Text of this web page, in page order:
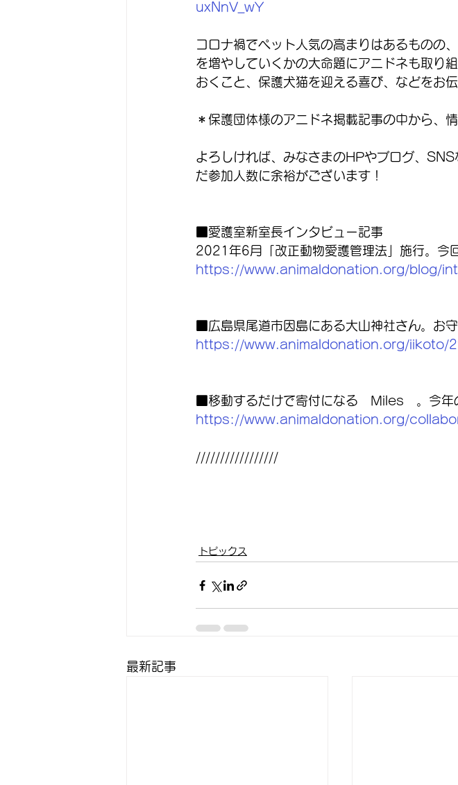
uxNnV_wY
コロナ禍でペット人気の高まりはあるものの
を増やしていくかの大命題にアニドネも取り
おくこと、保護犬猫を迎える喜び、などをお
＊保護団体様のアニドネ掲載記事の中から、
よろしければ、みなさまのHPやブログ、
だ参加人数に余裕がございます！
■愛護室新室長インタビュー記事
2021年6月「改正動物愛護管理法」施行。今
https://www.animaldonation.org/blog/
■広島県尾道市因島にある大山神社さん。お
https://www.animaldonation.org/iikoto/
■移動するだけで寄付になる　Miles　。今年
https://www.animaldonation.org/
/////////////////
トピックス
最新記事